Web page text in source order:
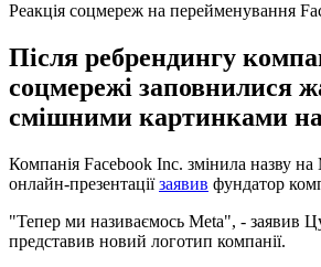
Реакція соцмереж на перейменування
Після ребрендингу
соцмережі заповнилися
смішними картинками
Компанія Facebook Inc. змінила назву
онлайн-презентаціїзаявив фундатор
"Тепер ми називаємось Meta", - заявив
представив новий логотип компанії.